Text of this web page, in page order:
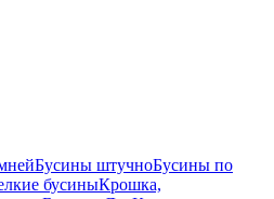
Бусины штучноБусины по
бусиныКрошка,